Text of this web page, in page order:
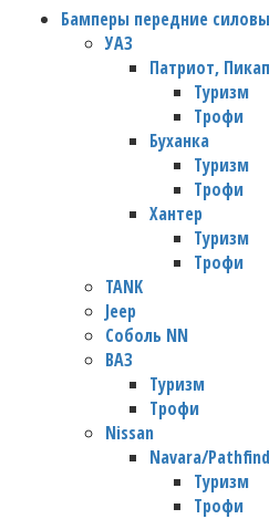
Бамперы передние
УАЗ
Патриот, Пикап
Туризм
Трофи
Буханка
Туризм
Трофи
Хантер
Туризм
Трофи
TANK
Jeep
Соболь NN
ВАЗ
Туризм
Трофи
Nissan
Navara/
Туризм
Трофи